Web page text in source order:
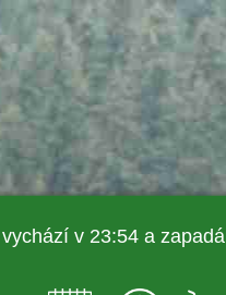
vychází v 23:54 a